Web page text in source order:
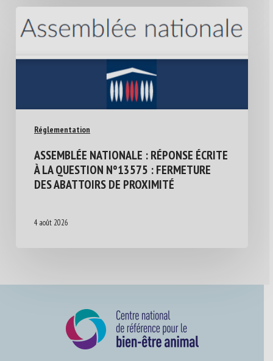
Réglementation
ASSEMBLÉE NATIONALE : RÉPONSE ÉCRITE
À LA QUESTION N°13575 : FERMETURE
DES ABATTOIRS DE PROXIMITÉ
4 août 2026